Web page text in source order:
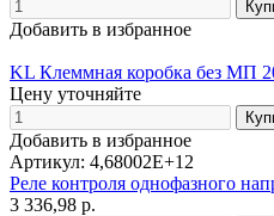
Добавить в избранное
KL Клеммная коробка без МП
Цену уточняйте
Добавить в избранное
Артикул: 4,68002E+12
Реле контроля однофазного
3 336,98 р.